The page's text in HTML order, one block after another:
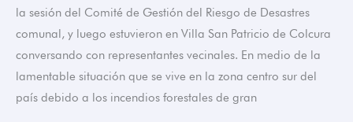
la sesión del Comité de Gestión del Riesgo de Desastres
comunal, y luego estuvieron en Villa San Patricio de Colcura
conversando con representantes vecinales. En medio de la
lamentable situación que se vive en la zona centro sur del
país debido a los incendios forestales de gran